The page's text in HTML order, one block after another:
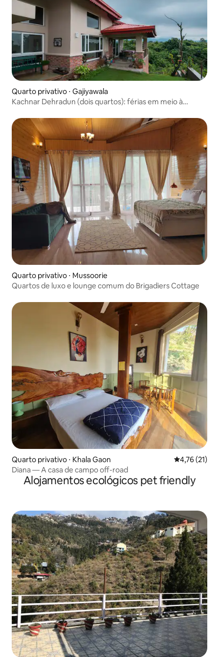
Quarto privativo ⋅ Gajiyawala
Kachnar Dehradun (dois quartos): férias em meio à
Quarto privativo ⋅ Mussoorie
Quartos de luxo e lounge comum do Brigadiers Cottage
Quarto privativo ⋅ Khala Gaon 4,76 de uma
4,76 (21)
Diana — A casa de campo off-road
Alojamentos ecológicos pet friendly